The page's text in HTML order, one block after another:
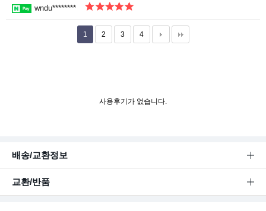
wndu********
1 2 3 4
사용후기가 없습니다.
배송/교환정보
교환/반품